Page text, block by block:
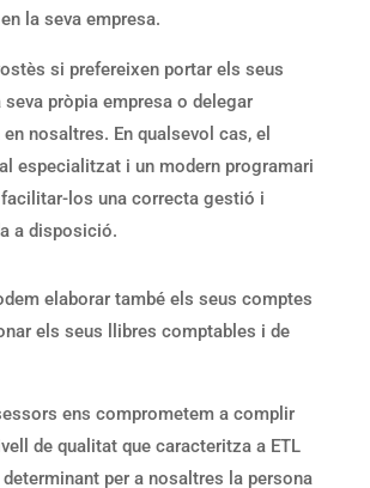
la seva empresa.
si prefereixen portar els seus
pròpia empresa o delegar
nosaltres. En qualsevol cas, el
especialitzat i un modern programari
los una correcta gestió i
a disposició.
elaborar també els seus comptes
els seus llibres comptables i de
ens comprometem a complir
de qualitat que caracteritza a ETL
determinant per a nosaltres la persona